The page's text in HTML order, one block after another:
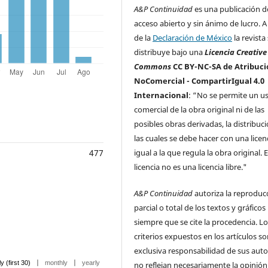
477
(first 30) | monthly | yearly
A&P Continuidades una publicación
acceso abierto y sin ánimo de lucro.
de la Declaración de México la revista
distribuye bajo unaLicencia Creative
CommonsCC BY-NC-SA de
NoComercial - CompartirIgual 4.0
Internacional: “No se permite un
comercial de la obra original ni de las
posibles obras derivadas, la
las cuales se debe hacer con una
igual a la que regula la obra original.
licencia no es una licencia libre."
A&P Continuidadautoriza la
parcial o total de los textos y gráficos
siempre que se cite la procedencia.
criterios expuestos en los artículos
exclusiva responsabilidad de sus
no reflejan necesariamente la